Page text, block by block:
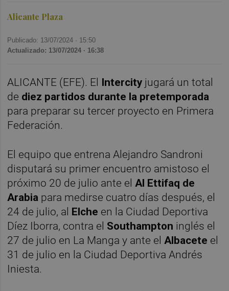
Alicante Plaza
Publicado: 13/07/2024 · 15:50
Actualizado: 13/07/2024 · 16:38
ALICANTE (EFE). El Intercity jugará un total
de diez partidos durante la pretemporada
para preparar su tercer proyecto en Primera
Federación.
El equipo que entrena Alejandro Sandroni
disputará su primer encuentro amistoso el
próximo 20 de julio ante el Al Ettifaq de
Arabia para medirse cuatro días después, el
24 de julio, al Elche en la Ciudad Deportiva
Díez Iborra, contra el Southampton inglés el
27 de julio en La Manga y ante el Albacete el
31 de julio en la Ciudad Deportiva Andrés
Iniesta.